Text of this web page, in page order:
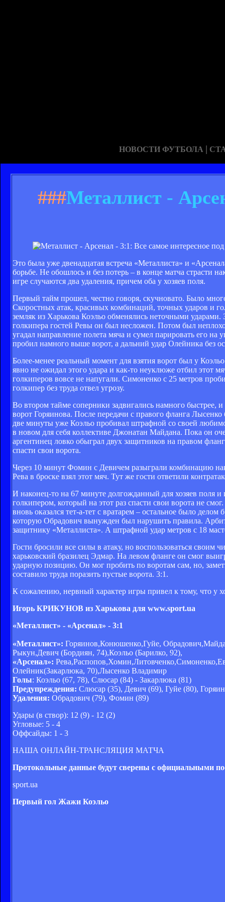
НОВОСТИ ФУТБОЛА |
###Металлист -
Это была уже двенадцатая встреча «Металлиста» и
борьбе. Не обошлось и без потерь – в конце матча страсти
игре случаются два удаления, причем оба у хозяев поля.
Первый тайм прошел, честно говоря, скучновато. Было
Скоростных атак, красивых комбинаций, точных ударов и
земляк из Харькова Коэльо обменялись неточными
голкипера гостей Ревы он был несложен. Потом был
угадал направление полета мяча и сумел парировать его
пробил намного выше ворот, а дальний удар Олейника без
Более-менее реальный момент для взятия ворот был у
явно не ожидал этого удара и как-то неуклюже отбил этот
голкиперов вовсе не напугали. Симоненко с 25 метров
голкипер без труда отвел угрозу.
Во втором тайме соперники задвигались намного быстрее,
ворот Горяинова. После передачи с правого фланга Лысенко
две минуты уже Коэльо пробивал штрафной со своей
в новом для себя коллективе Джонатан Майдана. Пока он
аргентинец ловко обыграл двух защитников на правом
спасти свои ворота.
Через 10 минут Фомин с Девичем разыграли комбинацию
Рева в броске взял этот мяч. Тут же гости ответили
И наконец-то на 67 минуте долгожданный для хозяев поля
голкипером, который на этот раз спасти свои ворота не
вновь оказался тет-а-тет с вратарем – остальное было
которую Обрадович вынужден был нарушить правила.
защитнику «Металлиста». А штрафной удар метров с 18
Гости бросили все силы в атаку, но воспользоваться
харьковский бразилец Эдмар. На левом фланге он смог
ударную позицию. Он мог пробить по воротам сам, но,
составило труда поразить пустые ворота. 3:1.
К сожалению, нервный характер игры привел к тому, что у
Игорь КРИКУНОВ из Харькова для www.sport.ua
«Металлист» - «Арсенал» - 3:1
«Металлист»: Горяинов,Конюшенко,Гуйе,
Рыкун,Девич (Бордиян, 74),Коэльо (Барилко, 92),
«Арсенал»:
Олейник(Закарлюка, 70),Лысенко Владимир
Голы: Коэльо (67, 78), Слюсар (84) - Закарлюка (81)
Предупреждения: Слюсар (35), Девич (69), Гуйе (80),
Удаления: Обрадович (79), Фомин (89)
Удары (в створ): 12 (9) - 12 (2)
Угловые: 5 - 4
Оффсайды: 1 - 3
НАША ОНЛАЙН-ТРАНСЛЯЦИЯ МАТЧА
Протокольные данные будут сверены с официальными
sport.ua
Первый гол Жажи Коэльо